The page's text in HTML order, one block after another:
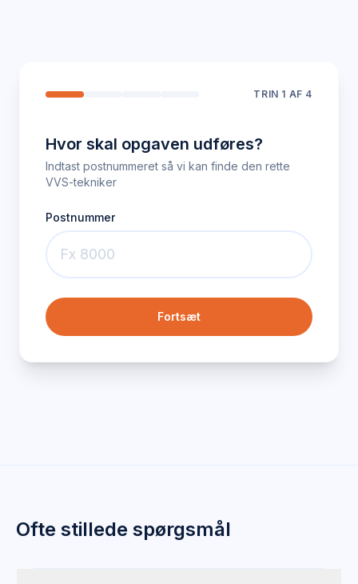
TRIN 1 AF 4
Hvor skal opgaven udføres?
Indtast postnummeret så vi kan finde den rette
VVS-tekniker
Postnummer
Fortsæt
Ofte stillede spørgsmål